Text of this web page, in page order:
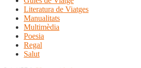
Literatura de Viatges
Manualitats
Multimèdia
Poesia
Regal
Salut